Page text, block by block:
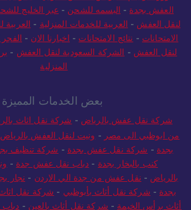
-وورلد وايد إكسبريس للشحن الدولي- جلوبال
العفش بجدة
- البسمه للشحن - عبر الخليج
لنقل العفش
-العربية للخدمات المنزلية-
الامتحانات - نتائج الامتحانات اخبارنا الان -
الشركة السعودية لنقل العفش
بعض الخدمات المميزة
شركة نقل عفش بالرياض - شركة نقل اثاث
من ابوظبي الى مصر- ونيت لنقل العفش بالرياض
بجدة- شركة نقل عفش بجدة- شركة تنظيف
كنب بالبخار بجدة
دباب نقل عفش جدة-
بالرياض
- نقل عفش من جدة الي الاردن-نجار
بجدة
- شركة نقل أثاث بأبوظبي- شركة نقل